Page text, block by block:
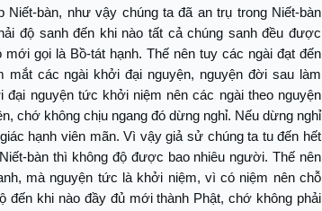
bàn, như vậy chúng ta đã an trụ trong Niết-bàn
độ sanh đến khi nào tất cả chúng sanh đều được
gọi là Bồ-tát hạnh. Thế nên tuy các ngài đạt đến
mắt các ngài khởi đại nguyện, nguyện đời sau làm
nguyện tức khởi niệm nên các ngài theo nguyện
chớ không chịu ngang đó dừng nghỉ. Nếu dừng nghỉ
hạnh viên mãn. Vì vậy giả sử chúng ta tu đến hết
bàn thì không độ được bao nhiêu người. Thế nên
mà nguyện tức là khởi niệm, vì có niệm nên chỗ
đến khi nào đầy đủ mới thành Phật, chớ không phải